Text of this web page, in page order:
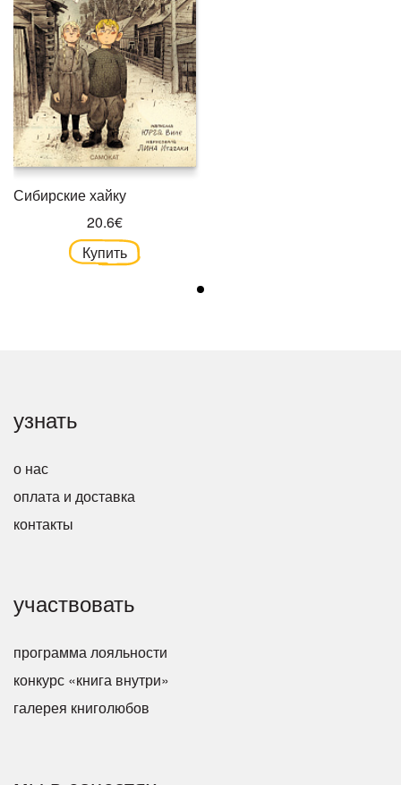
Сибирские хайку
20.6€
Купить
узнать
о нас
оплата и доставка
контакты
участвовать
программа лояльности
конкурс «книга внутри»
галерея книголюбов